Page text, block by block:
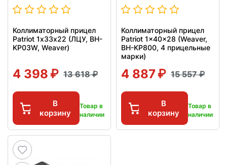
Коллиматорный прицел
Patriot 1х33х22 (ЛЦУ, BH-
KP03W, Weaver)
4 398 13 618
В
корзину
Товар в
наличии
Коллиматорный прицел
Patriot 1x40x28 (Weaver,
BH-KP800, 4 прицельные
марки)
4 887 15 557
В
корзину
Товар в
наличии